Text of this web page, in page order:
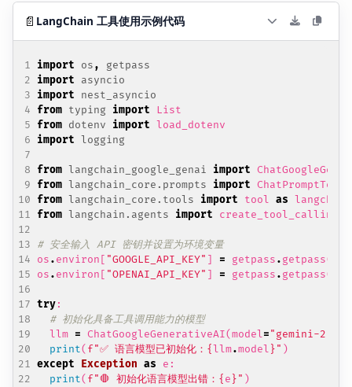
📄 LangChain 工具使用示例代码
import os,
getpass
import
asyncio
import
nest_asyncio
from typing import
List
from dotenv import load_dotenv
import logging
from langchain_google_genai import
from langchain_core.prompts import
from langchain_core.tools import tool as
from langchain.agents import
# 安全输入 API 密钥并设置为环境变量
os.environ [ "GOOGLE_API_KEY" ] = getpass.getpass(
os.environ [ "OPENAI_API_KEY" ] = getpass.getpass(
try:
# 初始化具备工具调用能力的模型
llm = ChatGoogleGenerativeAI(model="gemini-2.0-
print( f"✅ 语言模型已初始化： {llm.model }" )
except
Exception as e :
print( f"🛑 初始化语言模型出错： { e }" )